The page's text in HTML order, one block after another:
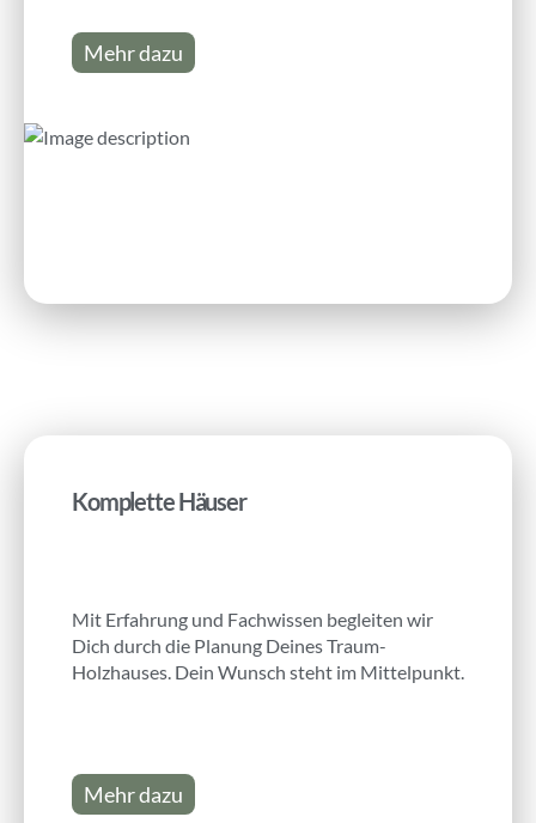
Mehr dazu
Komplette Häuser
Mit Erfahrung und Fachwissen begleiten wir
Dich durch die Planung Deines Traum-
Holzhauses. Dein Wunsch steht im Mittelpunkt.
Mehr dazu